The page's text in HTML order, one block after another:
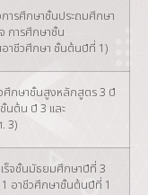
การศึกษาชั้นประถมศึกษา
การศึกษาชั้น
อาชีวศึกษา ชั้นต้นปีที่ 1)
ศึกษาชั้นสูงหลักสูตร 3 ปี
นต้น ปี 3 และ
3)
เร็จชั้นมัธยมศึกษาปีที่ 3
อาชีวศึกษาชั้นต้นปีที่ 1